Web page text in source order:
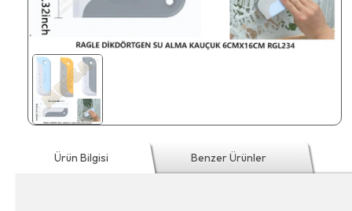
Ürün Bilgisi Benzer Ürünler